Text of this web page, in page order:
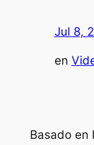
Jul 8,
en
Basado en